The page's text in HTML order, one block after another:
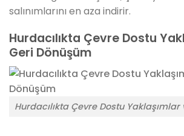
salınımlarını en aza indirir.
Hurdacılıkta Çevre Dostu
Geri Dönüşüm
Hurdacılıkta Çevre Dostu